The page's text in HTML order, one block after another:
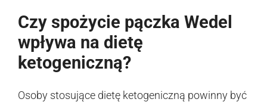
Czy spożycie pączka Wedel
wpływa na dietę
ketogeniczną?
Osoby stosujące dietę ketogeniczną powinny być